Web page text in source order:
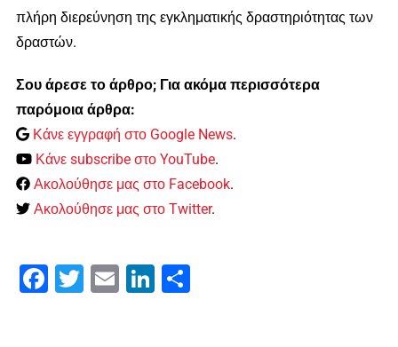
πλήρη διερεύνηση της εγκληματικής δραστηριότητας των
δραστών.
Σου άρεσε το άρθρο; Για ακόμα περισσότερα
παρόμοια άρθρα:
Κάνε εγγραφή στο Google News.
Κάνε subscribe στο YouTube.
Ακολούθησε μας στο Facebook.
Ακολούθησε μας στο Twitter.
Facebook
Twitter Email LinkedIn